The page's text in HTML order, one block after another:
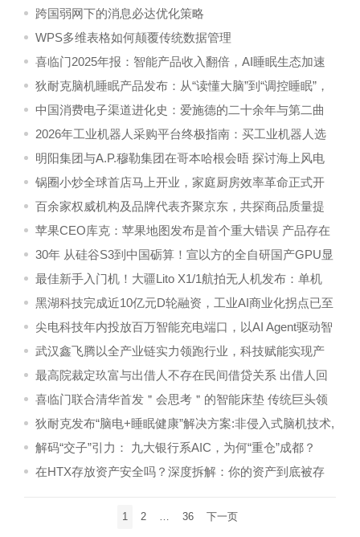
通道
跨国弱网下的消息必达优化策略
WPS多维表格如何颠覆传统数据管理
喜临门2025年报：智能产品收入翻倍，AI睡眠生态加速
落地
狄耐克脑机睡眠产品发布：从“读懂大脑”到“调控睡眠”，
科学闭环重塑优质睡眠体验
中国消费电子渠道进化史：爱施德的二十余年与第二曲
线丨业绩有得秀
​2026年工业机器人采购平台终极指南：买工业机器人选
哪个平台？
明阳集团与A.P.穆勒集团在哥本哈根会晤 探讨海上风电
与绿色航运协同发展
锅圈小炒全球首店马上开业，家庭厨房效率革命正式开
启！
百余家权威机构及品牌代表齐聚京东，共探商品质量提
升与全链条品控新路径
苹果CEO库克：苹果地图发布是首个重大错误 产品存在
功能缺陷
30年 从硅谷S3到中国砺算！宣以方的全自研国产GPU显
卡长征路
最佳新手入门机！大疆Lito X1/1航拍无人机发布：单机
1999元起
黑湖科技完成近10亿元D轮融资，工业AI商业化拐点已至
尖电科技年内投放百万智能充电端口，以AI Agent驱动智
慧能源生态从大湾区辐射全国
武汉鑫飞腾以全产业链实力领跑行业，科技赋能实现产
业化落地
最高院裁定玖富与出借人不存在民间借贷关系 出借人回
款应诉借款人
喜临门联合清华首发＂会思考＂的智能床垫 传统巨头领
跑AI睡眠新赛道
狄耐克发布“脑电+睡眠健康”解决方案:非侵入式脑机技术,
让优质睡眠触手可及
解码“交子”引力： 九大银行系AIC，为何“重仓”成都？
在HTX存放资产安全吗？深度拆解：你的资产到底被存
1 2 … 36 下一页